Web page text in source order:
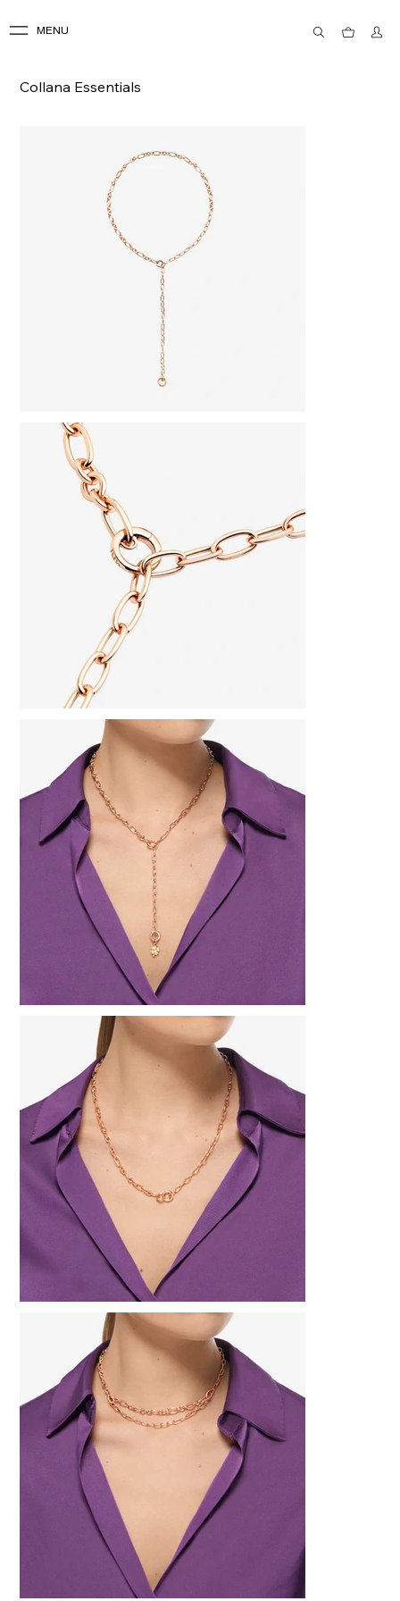
MENU
Collana Essentials